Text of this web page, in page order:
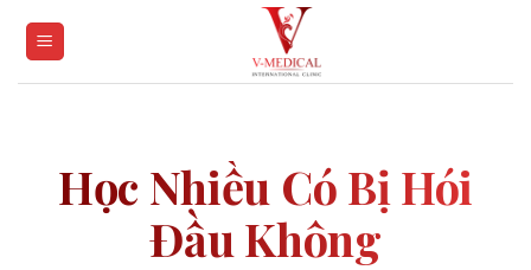
Học Nhiều Có Bị Hói
Đầu Không